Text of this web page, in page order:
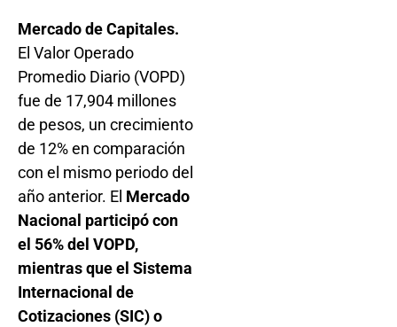
Mercado de Capitales.
El Valor Operado
Promedio Diario (VOPD)
fue de 17,904 millones
de pesos, un crecimiento
de 12% en comparación
con el mismo periodo del
año anterior. El Mercado
Nacional participó con
el 56% del VOPD,
mientras que el Sistema
Internacional de
Cotizaciones (SIC) o